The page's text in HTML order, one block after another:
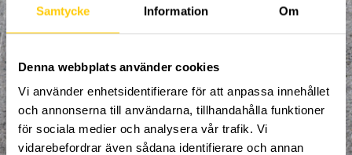
Samtycke Information Om
Denna webbplats använder cookies
Vi använder enhetsidentifierare för att anpassa innehållet
och annonserna till användarna, tillhandahålla funktioner
för sociala medier och analysera vår trafik. Vi
vidarebefordrar även sådana identifierare och annan
Klättring
LAN
Multisport
Mässa